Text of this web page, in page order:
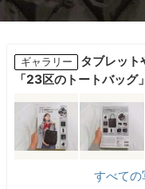
ギャラリー
タブレット
「23区のトートバッグ」
すべての